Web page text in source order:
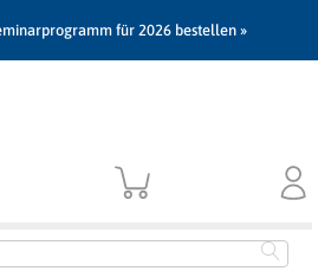
für 2026 bestellen »